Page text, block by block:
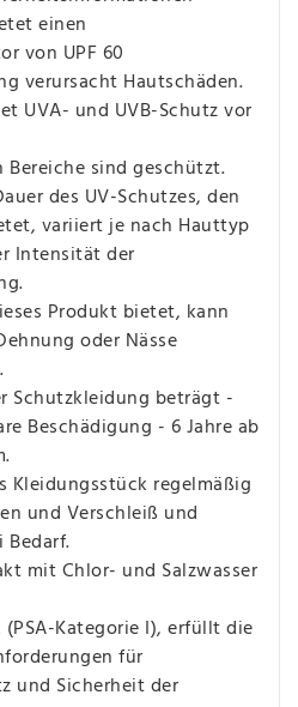
einen
von UPF 60
verursacht Hautschäden.
UVA- und UVB-Schutz vor
Bereiche sind geschützt.
des UV-Schutzes, den
variiert je nach Hauttyp
Intensität der
Produkt bietet, kann
oder Nässe
Schutzkleidung beträgt -
Beschädigung - 6 Jahre ab
Kleidungsstück regelmäßig
und Verschleiß und
Bedarf.
mit Chlor- und Salzwasser
Kategorie I), erfüllt die
für
und Sicherheit der